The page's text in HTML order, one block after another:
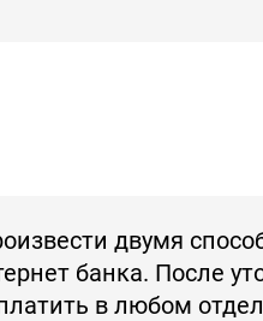
двумя
банка. После
в любом